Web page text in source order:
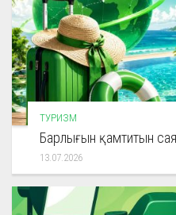
ТУРИЗМ
Барлығын қамтитын
13.07.2026